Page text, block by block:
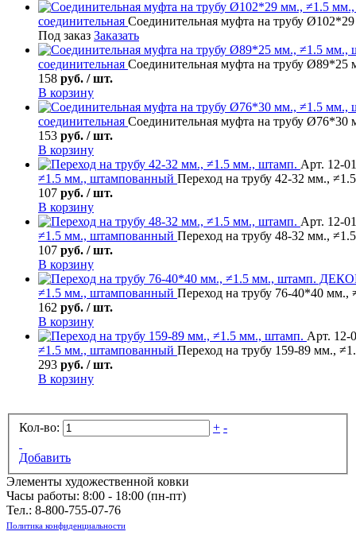
соединительная Соединительная муфта на трубу
Под заказ Заказать
соединительная Соединительная муфта на трубу
158 руб. / шт.
В корзину
соединительная Соединительная муфта на трубу
153 руб. / шт.
В корзину
Арт. 12-
≠1.5 мм., штампованный Переход на трубу 42-32 мм.,
107 руб. / шт.
В корзину
Арт. 12-
≠1.5 мм., штампованный Переход на трубу 48-32 мм.,
107 руб. / шт.
В корзину
≠1.5 мм., штампованный Переход на трубу 76-40*40
162 руб. / шт.
В корзину
Арт. 12-
≠1.5 мм., штампованный Переход на трубу 159-89 мм.,
293 руб. / шт.
В корзину
Кол-во: + -
Добавить
Элементы художественной ковки
Часы работы: 8:00 - 18:00 (пн-пт)
Тел.: 8-800-755-07-76
Политика конфиденциальности